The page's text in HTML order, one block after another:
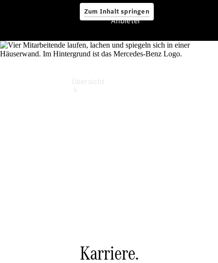
Zum Inhalt springen
Anbieter